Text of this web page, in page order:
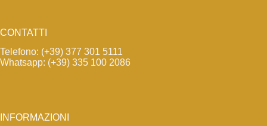
CONTATTI
Telefono: (+39) 377 301 5111
Whatsapp: (+39) 335 100 2086
INFORMAZIONI